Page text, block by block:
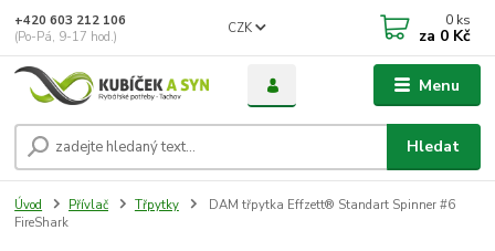
Menu
CZK
Hledat
+420 603 212 106
(Po-Pá, 9-17 hod.)
0 ks
za 0 Kč
Úvod Přívlač Třpytky
DAM třpytka Effzett® Standart Spinner #6
FireShark